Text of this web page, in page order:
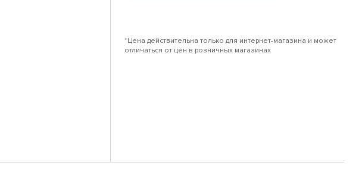
*Цена действительна только для интернет-магазина и может
отличаться от цен в розничных магазинах